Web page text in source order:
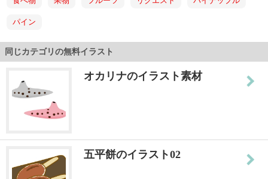
パイン
同じカテゴリの無料イラスト
オカリナのイラスト素材
五平餅のイラスト02